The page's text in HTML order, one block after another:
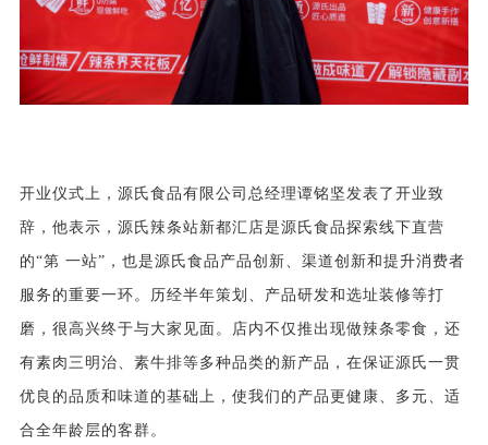
开业仪式上，源氏食品有限公司总经理谭铭坚发表了开业致
辞，他表示，源氏辣条站新都汇店是源氏食品探索线下直营
的“第 一站”，也是源氏食品产品创新、渠道创新和提升消费者
服务的重要一环。历经半年策划、产品研发和选址装修等打
磨，很高兴终于与大家见面。店内不仅推出现做辣条零食，还
有素肉三明治、素牛排等多种品类的新产品，在保证源氏一贯
优良的品质和味道的基础上，使我们的产品更健康、多元、适
合全年龄层的客群。